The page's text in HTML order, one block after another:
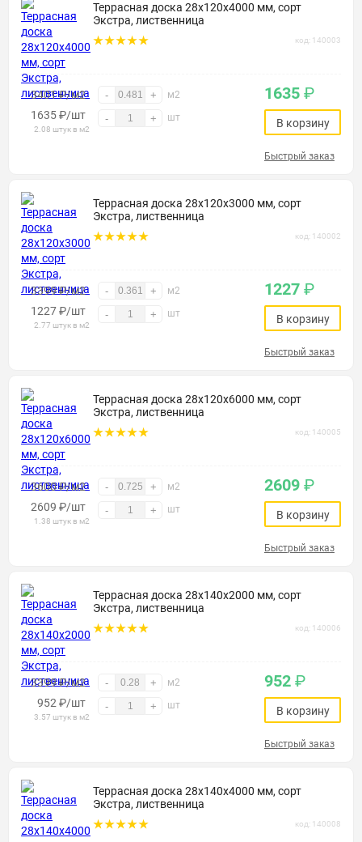
Террасная доска 28х120х4000 мм, сорт
Экстра, лиственница
код: 140003
3401 ₽/м2 - + м2
1635₽/шт
2.08 штук в м2
- + шт
1635 ₽
В корзину
Быстрый заказ
Террасная доска 28х120х3000 мм, сорт
Экстра, лиственница
код: 140002
3399 ₽/м2 - + м2
1227₽/шт
2.77 штук в м2
- + шт
1227 ₽
В корзину
Быстрый заказ
Террасная доска 28х120х6000 мм, сорт
Экстра, лиственница
код: 140005
3600 ₽/м2 - + м2
2609 ₽/шт
1.38 штук в м2
- + шт
2609 ₽
В корзину
Быстрый заказ
Террасная доска 28х140х2000 мм, сорт
Экстра, лиственница
код: 140006
3399 ₽/м2 - + м2
952 ₽/шт
3.57 штук в м2
- + шт
952 ₽
В корзину
Быстрый заказ
Террасная доска 28х140х4000 мм, сорт
Экстра, лиственница
код: 140008